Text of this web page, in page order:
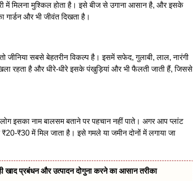
में मिलना मुश्किल होता है। इसे बीज से उगाना आसान है, और इसके
और भी जीवंत दिखता है।
जीनिया सबसे बेहतरीन विकल्प है। इसमें सफेद, गुलाबी, लाल, नारंगी
रहता है और धीरे-धीरे इसके पंखुड़ियां और भी फैलती जाती हैं, जिससे
लोग इसका नाम बालसम बताने पर पहचान नहीं पाते। अगर आप प्लांट
₹30 में मिल जाता है। इसे गमले या जमीन दोनों में लगाया जा
खाद प्रबंधन और उत्पादन दोगुना करने का आसान तरीका